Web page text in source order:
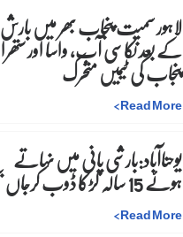
لاہور سمیت پنجاب بھر میں بارش
کے بعد نکاسی آب، واسا اور ستھرا
پنجاب کی ٹیمیں متحرک
Read More
>
یوحناآباد:بارشی پانی میں نہاتے
ہوئے 15 سالہ لڑکا ڈوب کرجاں بحق
Read More
>